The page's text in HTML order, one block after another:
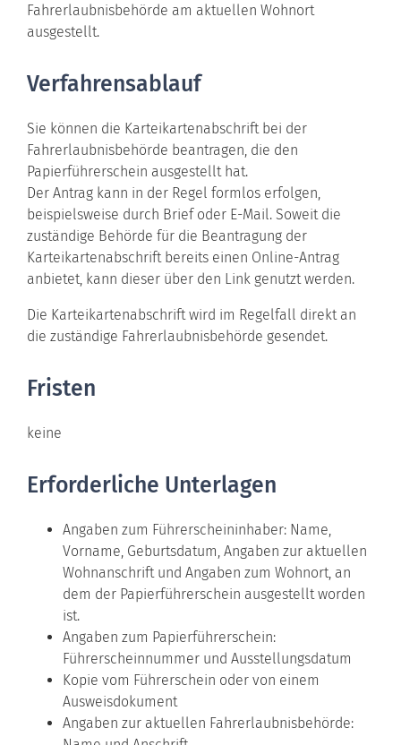
Fahrerlaubnisbehörde am aktuellen Wohnort
ausgestellt.
Verfahrensablauf
Sie können die Karteikartenabschrift bei der
Fahrerlaubnisbehörde beantragen, die den
Papierführerschein ausgestellt hat.
Der Antrag kann in der Regel formlos erfolgen,
beispielsweise durch Brief oder E-Mail. Soweit die
zuständige Behörde für die Beantragung der
Karteikartenabschrift bereits einen Online-Antrag
anbietet, kann dieser über den Link genutzt werden.
Die Karteikartenabschrift wird im Regelfall direkt an
die zuständige Fahrerlaubnisbehörde gesendet.
Fristen
keine
Erforderliche Unterlagen
Angaben zum Führerscheininhaber: Name,
Vorname, Geburtsdatum, Angaben zur aktuellen
Wohnanschrift und Angaben zum Wohnort, an
dem der Papierführerschein ausgestellt worden
ist.
Angaben zum Papierführerschein:
Führerscheinnummer und Ausstellungsdatum
Kopie vom Führerschein oder von einem
Ausweisdokument
Angaben zur aktuellen Fahrerlaubnisbehörde: